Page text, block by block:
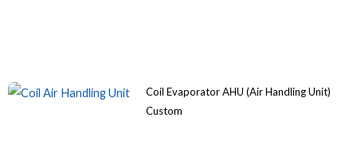
Coil Evaporator AHU (Air Handling Unit)
Custom